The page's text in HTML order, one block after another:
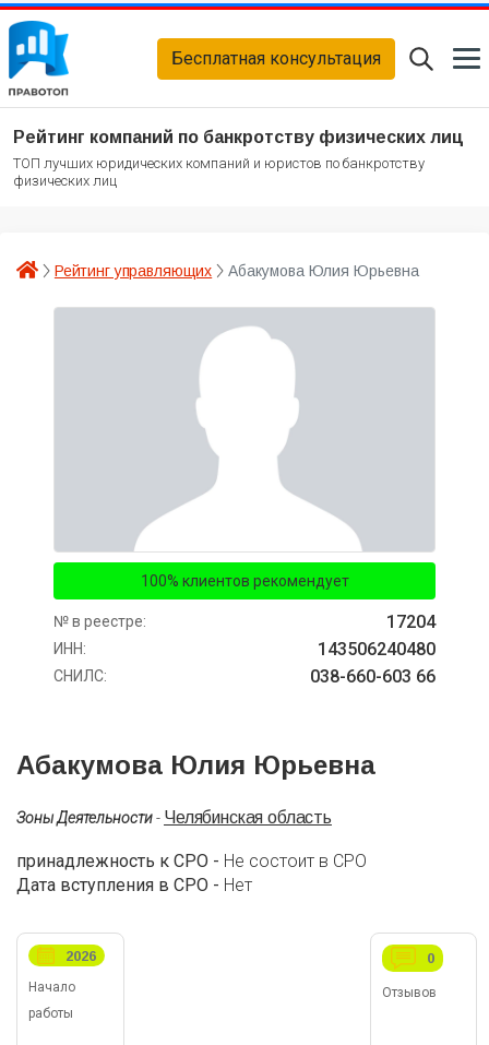
Бесплатная консультация
Рейтинг компаний по банкротству физических лиц
ТОП лучших юридических компаний и юристов по банкротству
физических лиц
Рейтинг управляющих Абакумова Юлия Юрьевна
100% клиентов рекомендует
№ в реестре: 17204
ИНН: 143506240480
СНИЛС: 038-660-603 66
Абакумова Юлия Юрьевна
Зоны Деятельности- Челябинская область
принадлежность к СРО - Не состоит в СРО
Дата вступления в СРО - Нет
Начало
работы
2026
Отзывов
0